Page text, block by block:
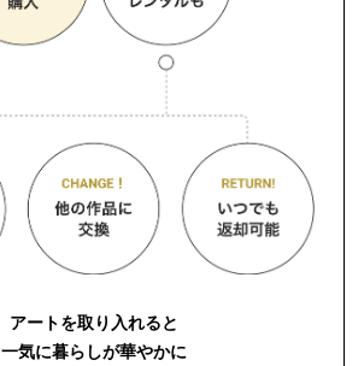
アートを取り入れると
一気に暮らしが華やかに